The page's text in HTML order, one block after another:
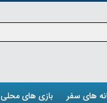
های سفر بازی های محلی